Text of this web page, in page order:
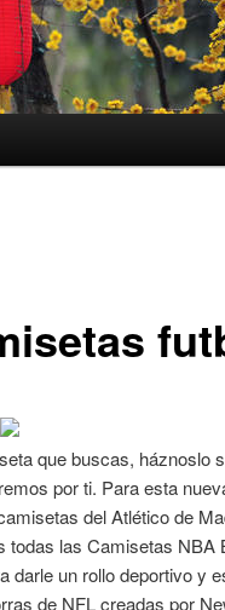
que buscas, háznoslo
por ti. Para esta
del Atlético de
todas las Camisetas NBA
darle un rollo deportivo y
de NFL creadas por